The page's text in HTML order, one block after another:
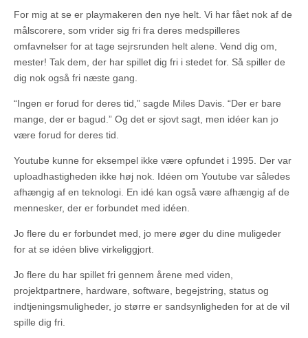
For mig at se er playmakeren den nye helt. Vi har fået nok af de
målscorere, som vrider sig fri fra deres medspilleres
omfavnelser for at tage sejrsrunden helt alene. Vend dig om,
mester! Tak dem, der har spillet dig fri i stedet for. Så spiller de
dig nok også fri næste gang.
“Ingen er forud for deres tid,” sagde Miles Davis. “Der er bare
mange, der er bagud.” Og det er sjovt sagt, men idéer kan jo
være forud for deres tid.
Youtube kunne for eksempel ikke være opfundet i 1995. Der var
uploadhastigheden ikke høj nok. Idéen om Youtube var således
afhængig af en teknologi. En idé kan også være afhængig af de
mennesker, der er forbundet med idéen.
Jo flere du er forbundet med, jo mere øger du dine muligeder
for at se idéen blive virkeliggjort.
Jo flere du har spillet fri gennem årene med viden,
projektpartnere, hardware, software, begejstring, status og
indtjeningsmuligheder, jo større er sandsynligheden for at de vil
spille dig fri.